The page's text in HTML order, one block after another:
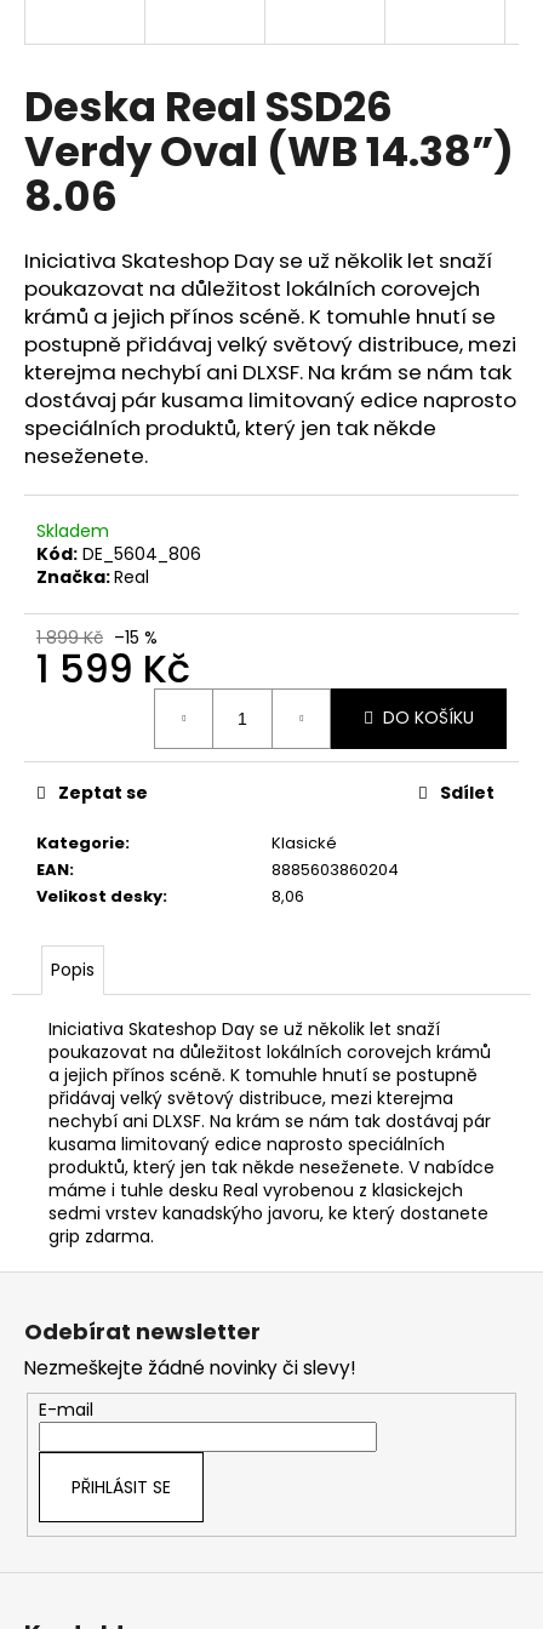
Deska Real SSD26
Verdy Oval (WB 14.38”)
8.06
Iniciativa Skateshop Day se už několik let snaží
poukazovat na důležitost lokálních corovejch
krámů a jejich přínos scéně. K tomuhle hnutí se
postupně přidávaj velký světový distribuce, mezi
kterejma nechybí ani DLXSF. Na krám se nám tak
dostávaj pár kusama limitovaný edice naprosto
speciálních produktů, který jen tak někde
neseženete.
Skladem
Kód: DE_5604_806
Značka:Real
1 899 Kč –15 %
1 599 Kč
DO KOŠÍKU
Kategorie:
Klasické
EAN:
8885603860204
Velikost desky: 8,06
Zeptat se Sdílet
Popis
Iniciativa Skateshop Day se už několik let snaží
poukazovat na důležitost lokálních corovejch krámů
a jejich přínos scéně. K tomuhle hnutí se postupně
přidávaj velký světový distribuce, mezi kterejma
nechybí ani DLXSF. Na krám se nám tak dostávaj pár
kusama limitovaný edice naprosto speciálních
produktů, který jen tak někde neseženete. V nabídce
máme i tuhle desku Real vyrobenou z klasickejch
sedmi vrstev kanadskýho javoru, ke který dostanete
grip zdarma.
í
t
?
HLEDAT
Z
Odebírat newsletter
Nezmeškejte žádné novinky či slevy!
E-mail
PŘIHLÁSIT SE